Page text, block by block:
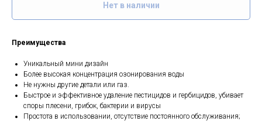
Нет в наличии
Преимущества
Уникальный мини дизайн
Более высокая концентрация озонирования воды
Не нужны другие детали или газ.
Быстрое и эффективное удаление пестицидов и гербицидов, убивает
споры плесени, грибок, бактерии и вирусы
Простота в использовании, отсутствие постоянного обслуживания;